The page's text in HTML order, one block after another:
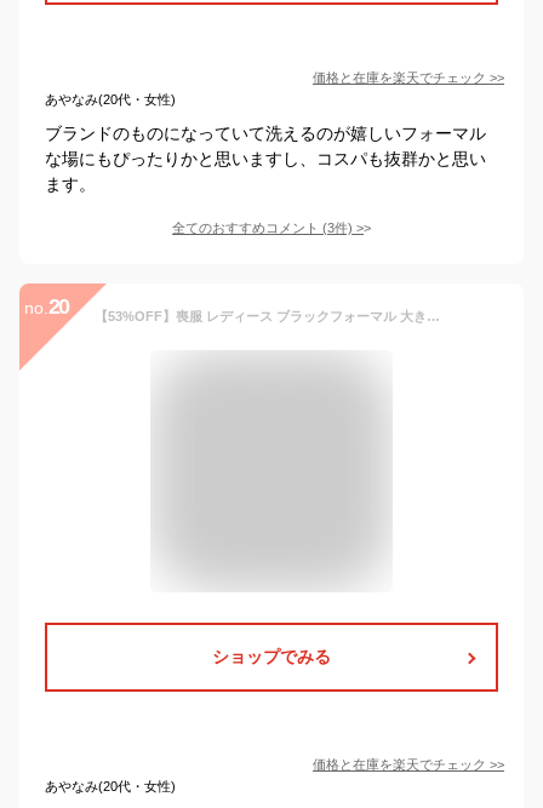
価格と在庫を楽天でチェック >>
あやなみ(20代・女性)
ブランドのものになっていて洗えるのが嬉しいフォーマル
な場にもぴったりかと思いますし、コスパも抜群かと思い
ます。
全てのおすすめコメント (3件) >
no. 20 【53%OFF】喪服 レディース ブラックフォーマル 大きいサイズ ロング丈 オールシーズン ワンピース単品 洗える 七五三 ママ スーツ 授乳服 フォーマルスーツ 冠婚葬祭 礼服 試着チケット対象
ショップでみる
価格と在庫を楽天でチェック >>
あやなみ(20代・女性)